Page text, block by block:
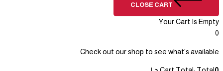
CLOSE CART
Your Cart Is Empty
0
Check out our shop to see what's available